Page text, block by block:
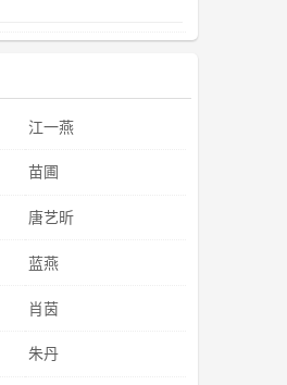
江一燕
苗圃
唐艺昕
蓝燕
肖茵
朱丹